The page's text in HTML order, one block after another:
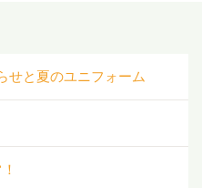
せと夏のユニフォーム